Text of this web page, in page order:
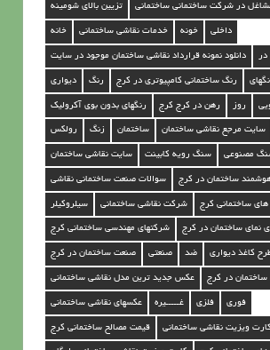
تزیین بالای شومینه در شرکت ساختمانی ساختمانی
خانه خدمات نقاشی ساختمانی خونه داخلی
دانلود نمونه قرارداد نقاشی ساختمان موجود در سایت در
دیواری‎ رنگ رنگ ساختمانی کامپیوتری در کرج
رنگهای بدون بوی آکرولیک رهن در کرج کرج روز
رولکس زنگ ساختمان سايت مرجع نقاشي ساختمان
سایت نقاشی ساختمان سنگ رویه کابینت مصنوعی
سوالات صنعت ساختمانی نقاشی ساختمان در کرج
سیلروکیلر شرکت نقاشی ساختمانی ساختمانی کرج
شرکتهای مهندسی ساختمانی کرج نمای ساختمان در کرج
صنعت ساختمان در کرج صنعتی ضد کاغذ دیواری
عکس جدید ترین مدل نقاشی ساختمانی در کرج
عکسهای نقاشی ساختمانی غـــــیره فلزی فوری
قیمت مصالح ساختمانی کرج ویزیت نقاشی ساختمانی